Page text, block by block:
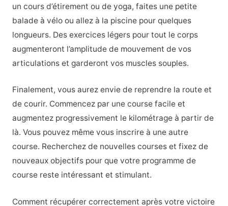
un cours d’étirement ou de yoga, faites une petite
balade à vélo ou allez à la piscine pour quelques
longueurs. Des exercices légers pour tout le corps
augmenteront l’amplitude de mouvement de vos
articulations et garderont vos muscles souples.
Finalement, vous aurez envie de reprendre la route et
de courir. Commencez par une course facile et
augmentez progressivement le kilométrage à partir de
là. Vous pouvez même vous inscrire à une autre
course. Recherchez de nouvelles courses et fixez de
nouveaux objectifs pour que votre programme de
course reste intéressant et stimulant.
Comment récupérer correctement après votre victoire